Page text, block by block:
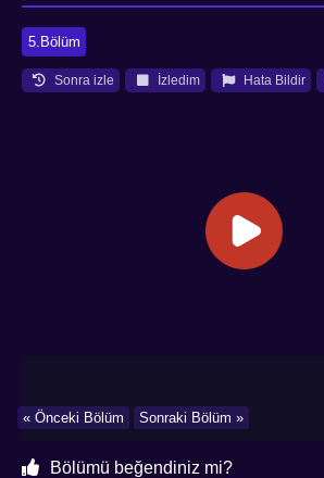
5.Bölüm
Sonra izle İzledim Hata Bildir
Sonraki Bölüm »
« Önceki Bölüm
Bölümü beğendiniz mi?